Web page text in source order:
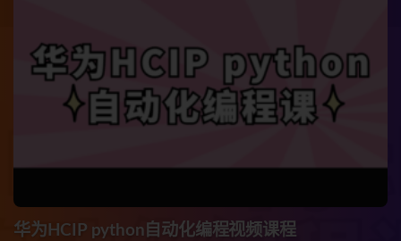
华为HCIP python自动化编程视频课程